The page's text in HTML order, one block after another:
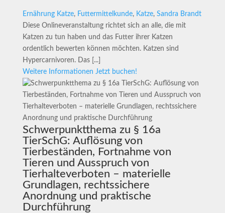
Ernährung Katze, Futtermittelkunde, Katze, Sandra Brandt
Diese Onlineveranstaltung richtet sich an alle, die mit
Katzen zu tun haben und das Futter ihrer Katzen
ordentlich bewerten können möchten. Katzen sind
Hypercarnivoren. Das [...]
Weitere Informationen Jetzt buchen!
Schwerpunktthema zu § 16a
TierSchG: Auflösung von
Tierbeständen, Fortnahme von
Tieren und Ausspruch von
Tierhalteverboten – materielle
Grundlagen, rechtssichere
Anordnung und praktische
Durchführung